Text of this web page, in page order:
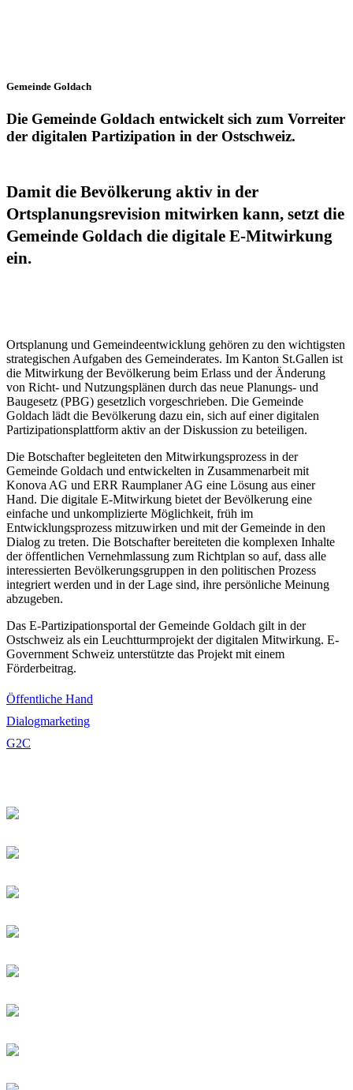
Gemeinde Goldach
Die Gemeinde Goldach entwickelt sich zum Vorreiter
der digitalen Partizipation in der Ost­schweiz.
Damit die Bevölkerung aktiv in der
Ortsplanungsrevision mitwirken kann, setzt die
Gemeinde Goldach die digitale E-Mitwirkung
ein.
Ortsplanung und Gemeindeentwicklung gehören zu den wichtigsten
strategischen Aufgaben des Gemeinderates. Im Kanton St.Gallen ist
die Mitwirkung der Bevölkerung beim Erlass und der Änderung
von Richt- und Nutzungsplänen durch das neue Planungs- und
Baugesetz (PBG) gesetzlich vorgeschrieben. Die Gemeinde
Goldach lädt die Bevölkerung dazu ein, sich auf einer digitalen
Partizipationsplattform aktiv an der Diskussion zu beteiligen.
Die Botschafter begleiteten den Mitwirkungsprozess in der
Gemeinde Goldach und entwickelten in Zusammenarbeit mit
Konova AG und ERR Raumplaner AG eine Lösung aus einer
Hand. Die digitale E-Mitwirkung bietet der Bevölkerung eine
einfache und unkomplizierte Möglichkeit, früh im
Entwicklungsprozess mitzuwirken und mit der Gemeinde in den
Dialog zu treten. Die Botschafter bereiteten die komplexen Inhalte
der öffentlichen Vernehmlassung zum Richtplan so auf, dass alle
interessierten Bevölkerungsgruppen in den politischen Prozess
integriert werden und in der Lage sind, ihre persönliche Meinung
abzugeben.
Das E-Partizipationsportal der Gemeinde Goldach gilt in der
Ostschweiz als ein Leuchtturmprojekt der digitalen Mitwirkung. E-
Government Schweiz unterstützte das Projekt mit einem
Förderbeitrag.
Öffentliche Hand
Dialogmarketing
G2C